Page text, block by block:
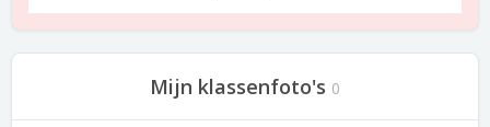
Mijn klassenfoto's 0